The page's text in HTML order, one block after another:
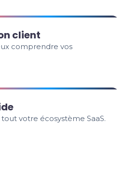
client
comprendre vos
votre écosystème SaaS.